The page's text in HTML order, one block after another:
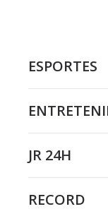
ESPORTES
JR 24H
RECORD